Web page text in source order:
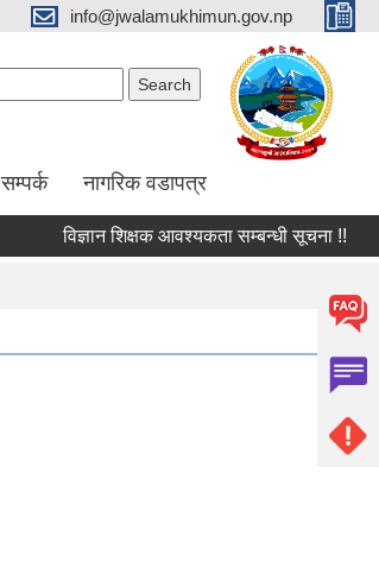
info@jwalamukhimun.gov.np
सम्पर्क नागरिक वडापत्र
विज्ञान शिक्षक आवश्यकता सम्बन्धी सूचना !!